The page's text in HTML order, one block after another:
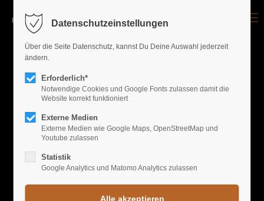
Login
Benutzername
Passwort
Anmelden
GALLERY EVENTS
FREIRAUM'S BEST
Datenschutzeinstellungen
Über die Seite Datenschutz, kannst Du Deine Auswahl jederzeit
ändern.
Erforderlich*
Notwendige Cookies und Google Fonts zulassen damit die
Website korrekt funktioniert
Externe Medien
Externe Medien wie Google Maps, OpenStreetMap und
Youtube zulassen
Statistik
Google Analytics und Matomo Analytics zulassen